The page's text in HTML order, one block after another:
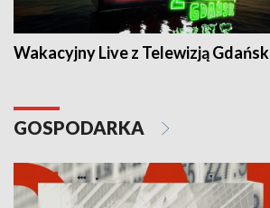
Wakacyjny Live z Telewizją Gdańsk
GOSPODARKA